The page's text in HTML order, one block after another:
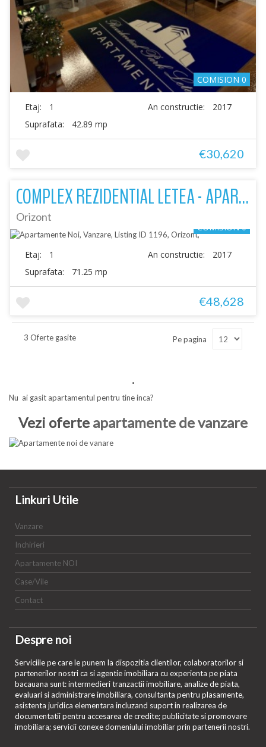
COMISION 0
Etaj: 1 An constructie:
2017
Suprafata:
42.89 mp
€30,620
COMPLEX REZIDENTIAL LETEA - APARTAMENTE 3 CAMERE
Orizont
COMISION 0
Etaj: 1 An constructie:
2017
Suprafata:
71.25 mp
€48,628
3 Oferte gasite Pe pagina
.
Nu ai gasit apartamentul pentru tine inca?
Vezi oferte apartamente de vanzare
Linkuri Utile
Vanzare
Inchirieri
Apartamente NOI
Case/Vile
Contact
Despre noi
Serviciile pe care le punem la dispozitia clientilor, colaboratorilor si
partenerilor nostri ca si agentie imobiliara cu experienta pe piata
bacauana sunt: intermedieri tranzactii imobiliare, analize de piata,
evaluari si administrare imobiliara, consultanta pentru plasamente,
asistenta juridica elementara incluzand suport in realizarea de
documentatii pentru accesarea de credite; publicitate si promovare
imobiliara; servicii conexe domeniului imobiliar prin partenerii nostri.